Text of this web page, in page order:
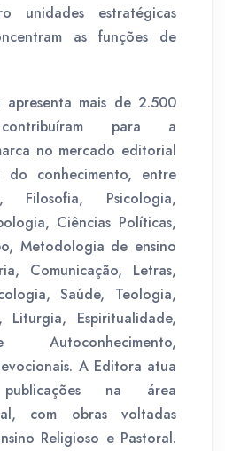
unidades estratégicas
as funções de
mais de 2.500
para a
no mercado editorial
do conhecimento, entre
Filosofia, Psicologia,
Ciências Políticas,
Metodologia de ensino
Comunicação, Letras,
Saúde, Teologia,
Liturgia, Espiritualidade,
A Editora atua
na área
com obras voltadas
Religioso e Pastoral.